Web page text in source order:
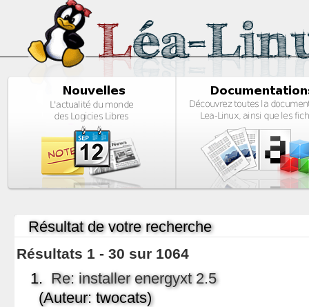
Résultat de votre recherche
Résultats 1 - 30 sur 1064
1. Re: installer energyxt 2.5
(Auteur: twocats)